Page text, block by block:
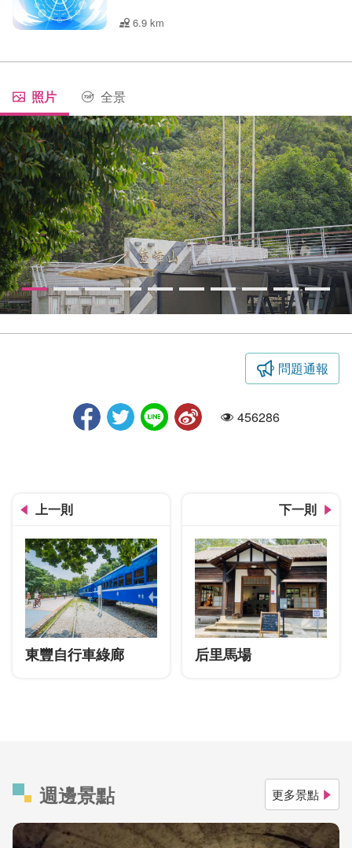
6.9 km
照片 全景
問題通報
人氣456286
上一則
東豐自行車綠廊
下一則
后里馬場
週邊景點 更多景點